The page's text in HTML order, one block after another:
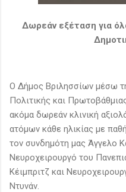
Δωρεάν εξέταση για
Ο Δήμος Βριλησσίων μέσω
Πολιτικής και
ακόμα δωρεάν κλινική
ατόμων κάθε ηλικίας με
τον συνδημότη μας Άγγελο
Νευροχειρουργό του
Κέιμπριτζ και
Ντυνάν.